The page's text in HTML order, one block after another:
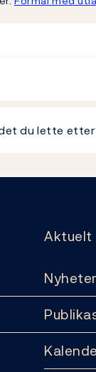
du lette
Aktuelt
Nyheter